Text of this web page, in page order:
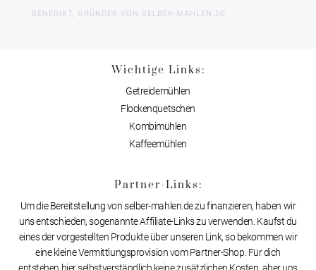
BENEDIKT, GRÜNDER VON SELBER-MAHLEN.DE
Wichtige Links:
Getreidemühlen
Flockenquetschen
Kombimühlen
Kaffeemühlen
Partner-Links:
Um die Bereitstellung von selber-mahlen.de zu finanzieren, haben wir
uns entschieden, sogenannte Affiliate-Links zu verwenden. Kaufst du
eines der vorgestellten Produkte über unseren Link, so bekommen wir
eine kleine Vermittlungsprovision vom Partner-Shop. Für dich